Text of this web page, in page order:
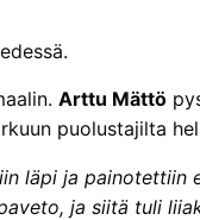
Arttu Mättö
puolustajilta
läpi ja
ja siitä tuli